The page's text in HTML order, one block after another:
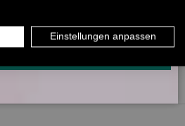
KEIN PROBLEM!
UNS DIE VORGESCHRIEBENE NACHRICHT,
Einstellungen anpassen